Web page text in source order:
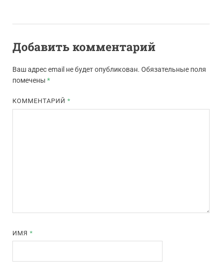
Добавить комментарий
Ваш адрес email не будет опубликован. Обязательные поля
помечены *
КОММЕНТАРИЙ*
ИМЯ*